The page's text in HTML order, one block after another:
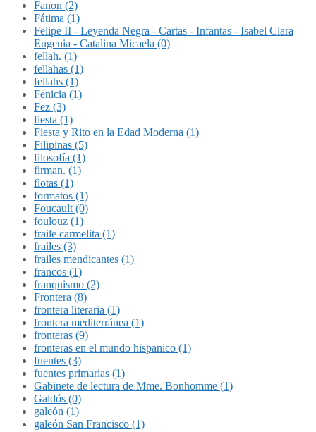
Fanon (2)
Fátima (1)
Felipe II - Leyenda Negra - Cartas - Infantas - Isabel Clara
Eugenia - Catalina Micaela (0)
fellah. (1)
fellahas (1)
fellahs (1)
Fenicia (1)
Fez (3)
fiesta (1)
Fiesta y Rito en la Edad Moderna (1)
Filipinas (5)
filosofía (1)
firman. (1)
flotas (1)
formatos (1)
Foucault (0)
foulouz (1)
fraile carmelita (1)
frailes (3)
frailes mendicantes (1)
francos (1)
franquismo (2)
Frontera (8)
frontera literaria (1)
frontera mediterránea (1)
fronteras (9)
fronteras en el mundo hispanico (1)
fuentes (3)
fuentes primarias (1)
Gabinete de lectura de Mme. Bonhomme (1)
Galdós (0)
galeón (1)
galeón San Francisco (1)